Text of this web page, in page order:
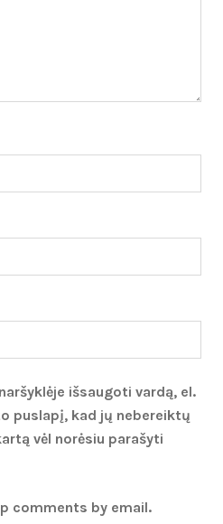
išsaugoti vardą, el.
puslapį, kad jų nebereiktų
vėl norėsiu parašyti
comments by email.